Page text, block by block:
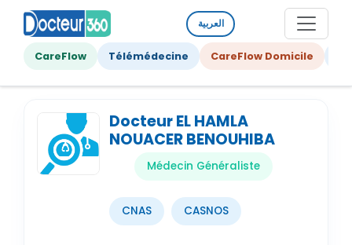
العربية
CareFlow Télémédecine CareFlow Domicile
Docteur EL HAMLA
NOUACER BENOUHIBA
Médecin Généraliste
CNAS CASNOS